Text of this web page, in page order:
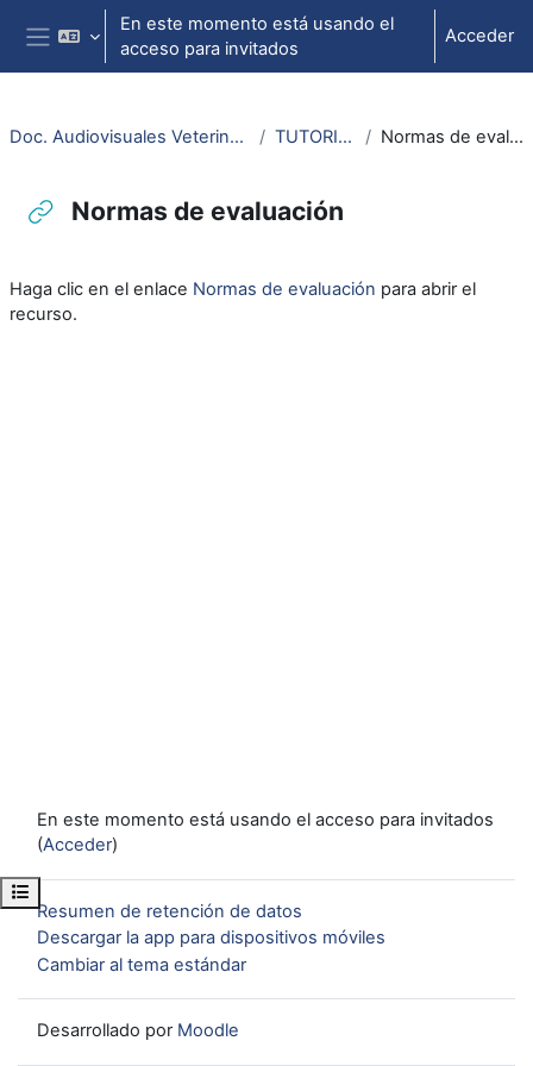
Salta al contenido principal
Panel lateral
En este momento está usando el
acceso para invitados
Acceder
Abrir índice del curso
Doc. Audiovisuales Veterinaria CCSS TUTORIALES Normas de evaluación
Normas de evaluación
Haga clic en el enlace Normas de evaluación para abrir el
recurso.
En este momento está usando el acceso para invitados
(Acceder)
Resumen de retención de datos
Descargar la app para dispositivos móviles
Cambiar al tema estándar
Desarrollado por Moodle